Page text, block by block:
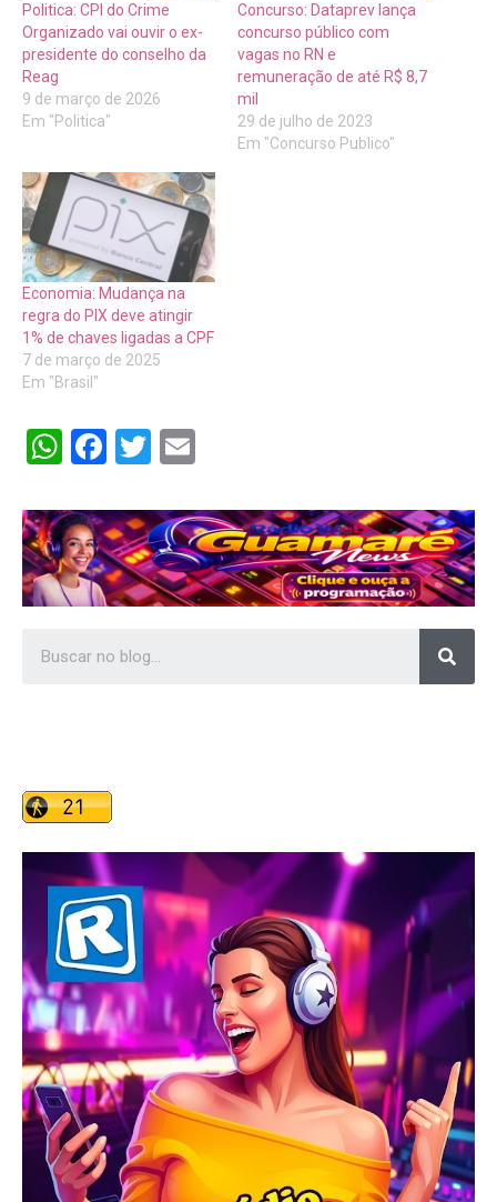
Politica: CPI do Crime
Organizado vai ouvir o ex-
presidente do conselho da
Reag
9 de março de 2026
Em "Politica"
Concurso: Dataprev lança
concurso público com
vagas no RN e
remuneração de até R$ 8,7
mil
29 de julho de 2023
Em "Concurso Publico"
Economia: Mudança na
regra do PIX deve atingir
1% de chaves ligadas a CPF
7 de março de 2025
Em "Brasil"
WhatsApp
Facebook
Twitter